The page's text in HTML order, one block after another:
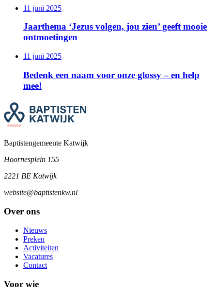
11 juni 2025
Jaarthema ‘Jezus volgen, jou zien’ geeft mooie
ontmoetingen
11 juni 2025
Bedenk een naam voor onze glossy – en help
mee!
Baptistengemeente Katwijk
Hoornesplein 155
2221 BE Katwijk
website@baptistenkw.nl
Over ons
Nieuws
Preken
Activiteiten
Vacatures
Contact
Voor wie